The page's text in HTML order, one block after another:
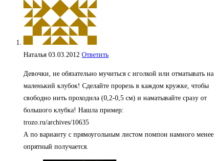
Наталья 03.03.2012 Ответить
Девочки, не обязательно мучиться с иголкой или отматывать на
маленький клубок! Сделайте прорезь в каждом кружке, чтобы
свободно нить проходила (0,2-0,5 см) и наматывайте сразу от
большого клубка! Нашла пример:
trozo.ru/archives/10635
А по варианту с прямоугольным листом помпон намного менее
опрятный получается.